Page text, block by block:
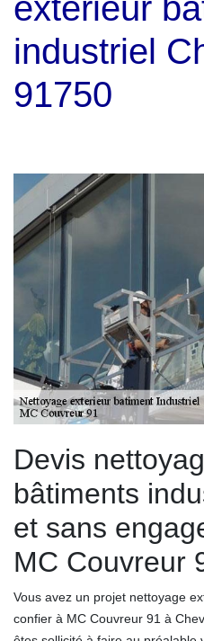
extérieur
industriel
91750
Devis
bâtiments
et sans
MC Couvreur
Vous avez un projet nettoyage
confier à MC Couvreur 91 à